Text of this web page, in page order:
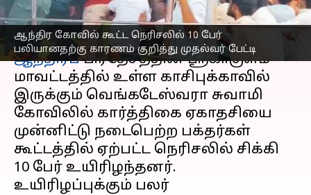
ஆந்திர கோவில் கூட்ட நெரிசலில் 10 பேர்
பலியானதற்கு காரணம் குறித்து முதல்வர் பேட்டி
செய்தி முன்னோட்டம்
ஆந்திரப்பிரதேசத்தின் ஸ்ரீகாகுளம்
மாவட்டத்தில் உள்ள காசிபுக்காவில்
இருக்கும் வெங்கடேஸ்வரா சுவாமி
கோவிலில் கார்த்திகை ஏகாதசியை
முன்னிட்டு நடைபெற்ற பக்தர்கள்
கூட்டத்தில் ஏற்பட்ட நெரிசலில் சிக்கி
10 பேர் உயிரிழந்தனர்.
உயிரிழப்புக்கும் பலர்